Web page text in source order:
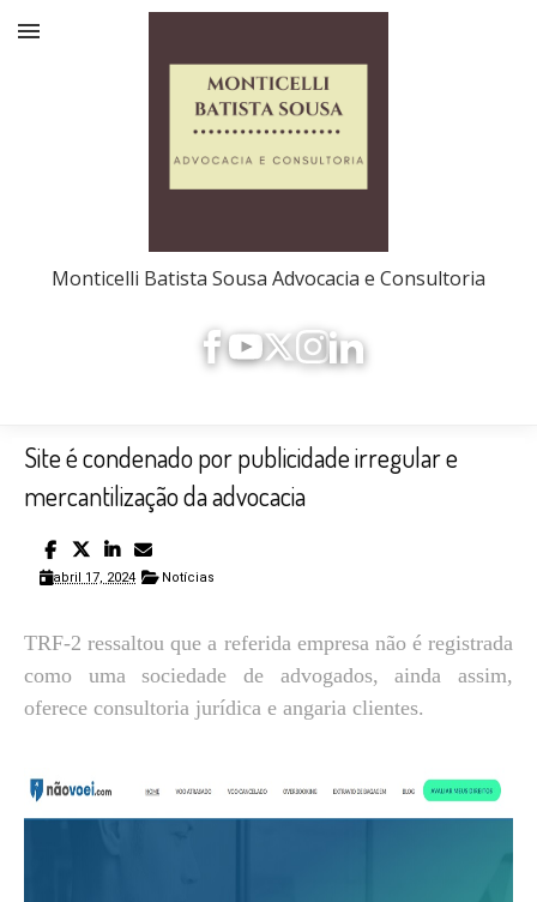
Monticelli Batista Sousa Advocacia e Consultoria
Site é condenado por publicidade irregular e
mercantilização da advocacia
abril 17, 2024 Notícias
TRF-2 ressaltou que a referida empresa não é registrada
como uma sociedade de advogados, ainda assim,
oferece consultoria jurídica e angaria clientes.